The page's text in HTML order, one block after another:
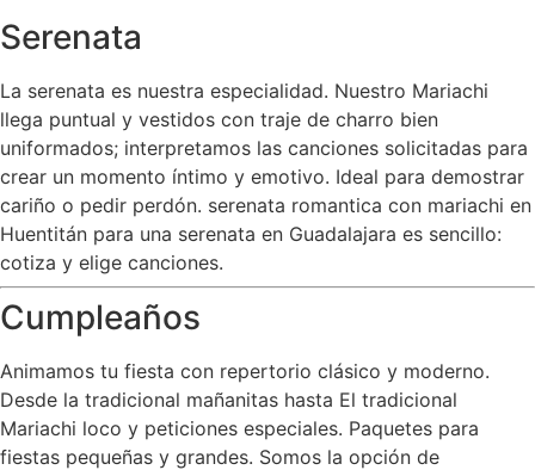
Serenata
La serenata es nuestra especialidad. Nuestro Mariachi
llega puntual y vestidos con traje de charro bien
uniformados; interpretamos las canciones solicitadas para
crear un momento íntimo y emotivo. Ideal para demostrar
cariño o pedir perdón. serenata romantica con mariachi en
Huentitán para una serenata en Guadalajara es sencillo:
cotiza y elige canciones.
Cumpleaños
Animamos tu fiesta con repertorio clásico y moderno.
Desde la tradicional mañanitas hasta El tradicional
Mariachi loco y peticiones especiales. Paquetes para
fiestas pequeñas y grandes. Somos la opción de